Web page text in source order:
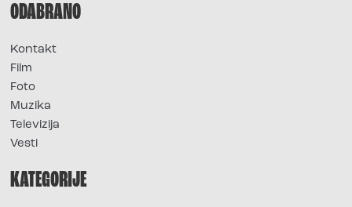
ODABRANO
Kontakt
Film
Foto
Muzika
Televizija
Vesti
KATEGORIJE